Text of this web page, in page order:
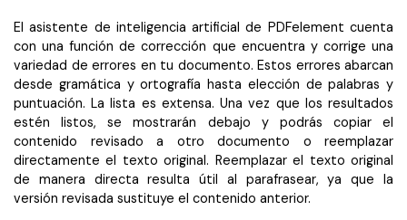
El asistente de inteligencia artificial de PDFelement cuenta
con una función de corrección que encuentra y corrige una
variedad de errores en tu documento. Estos errores abarcan
desde gramática y ortografía hasta elección de palabras y
puntuación. La lista es extensa. Una vez que los resultados
estén listos, se mostrarán debajo y podrás copiar el
contenido revisado a otro documento o reemplazar
directamente el texto original. Reemplazar el texto original
de manera directa resulta útil al parafrasear, ya que la
versión revisada sustituye el contenido anterior.